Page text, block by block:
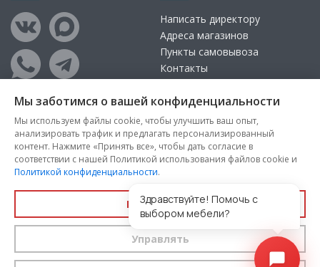
Написать директору
Адреса магазинов
Пункты самовывоза
Контакты
Copyright © 2026, ООО «100 Диванов» — Все права защищены
Администрация Сайта не несет ответственности за
размещаемые Пользователями материалы, их содержание,
качество.
политики конфиденциальностии
пользовательского соглашениякаждый раз, когда оставляете
свои данные в любой форме обратной связи на сайте
Мы заботимся о вашей конфиденциальности
Мы используем файлы cookie, чтобы улучшить ваш опыт,
анализировать трафик и предлагать персонализированный
контент. Нажмите «Принять все», чтобы дать согласие в
соответствии с нашей Политикой использования файлов cookie и
Политикой конфиденциальности.
Принять все
Управлять
Здравствуйте! Помочь с
выбором мебели?